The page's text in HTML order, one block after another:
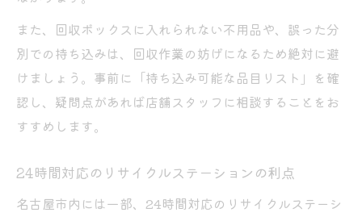
また、回収ボックスに入れられない不用品や、誤った分
別での持ち込みは、回収作業の妨げになるため絶対に避
けましょう。事前に「持ち込み可能な品目リスト」を確
認し、疑問点があれば店舗スタッフに相談することをお
すすめします。
24時間対応のリサイクルステーションの利点
名古屋市内には一部、24時間対応のリサイクルステーシ